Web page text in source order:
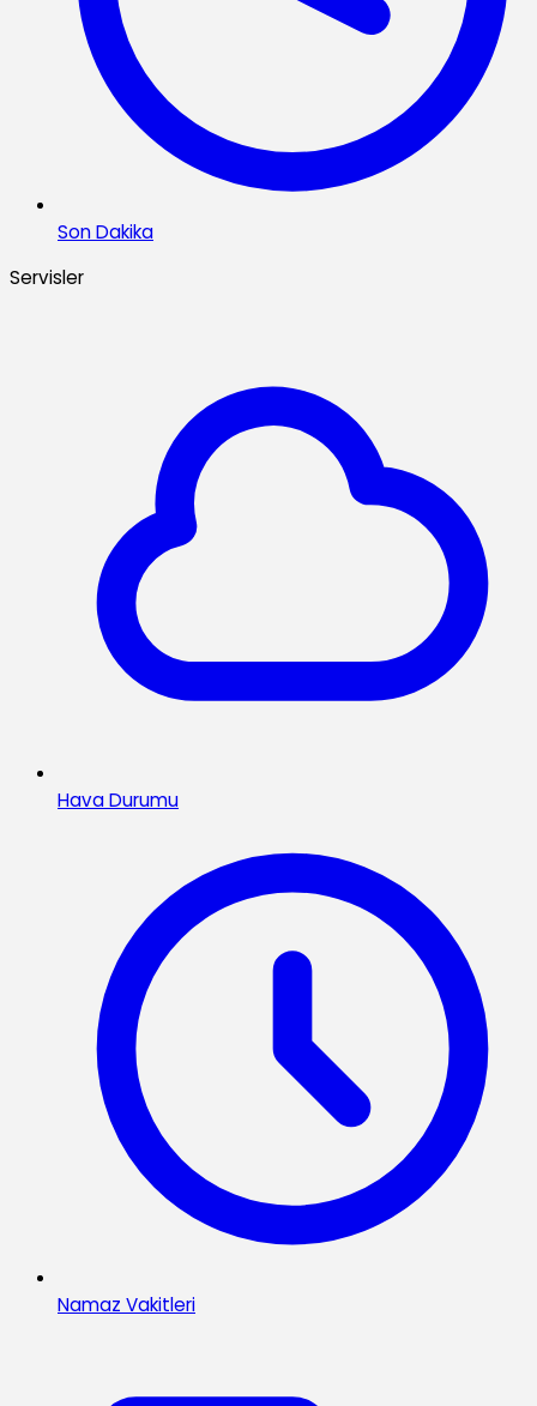
Son Dakika
Servisler
Hava Durumu
Namaz Vakitleri